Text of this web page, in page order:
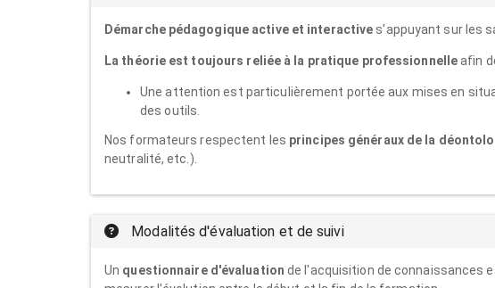
Démarche pédagogique active et interactive s'appuyant sur les
La théorie est toujours reliée à la pratique professionnelleafin
Une attention est particulièrement portée aux mises en
des outils.
Nos formateurs respectent les principes généraux de la
neutralité, etc.).
Modalités d'évaluation et de suivi
Un questionnaire d'évaluation de l'acquisition de connaissances